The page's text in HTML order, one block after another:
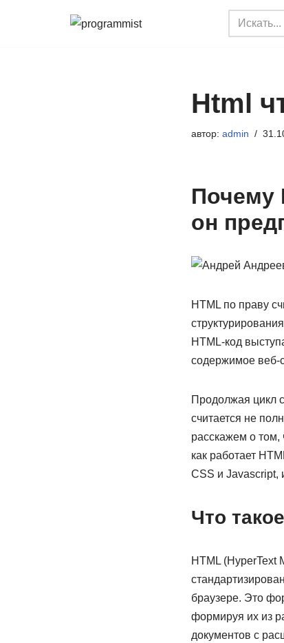
Html
автор: admin
Почему
он
HTML по праву
HTML-код
содержимое веб-
Продолжая цикл
считается не
расскажем о том,
как работает
CSS и Javascript,
Что
HTML (HyperText
браузере. Это
формируя их из
документов с